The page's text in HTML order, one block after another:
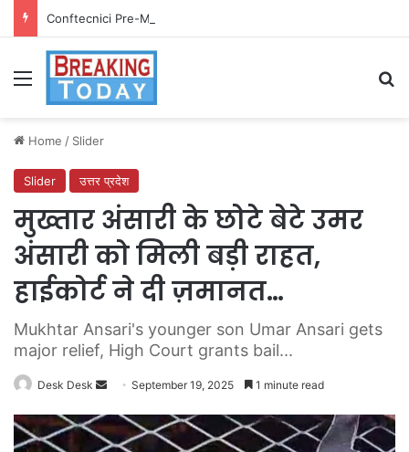
Conftecnici Pre-Match vs Live Betting
Menu
Home / Slider
Slider उत्तर प्रदेश
मुख्तार अंसारी के छोटे बेटे उमर
अंसारी को मिली बड़ी राहत,
हाईकोर्ट ने दी ज़मानत…
Mukhtar Ansari's younger son Umar Ansari gets
major relief, High Court grants bail...
Desk Desk
Send
email
September 19, 2025 1 minute read